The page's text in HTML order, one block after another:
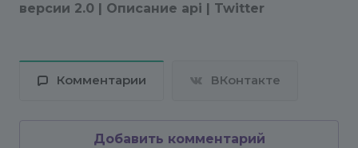
версии 2.0 | Описание api | Twitter
Комментарии ВКонтакте
Добавить комментарий